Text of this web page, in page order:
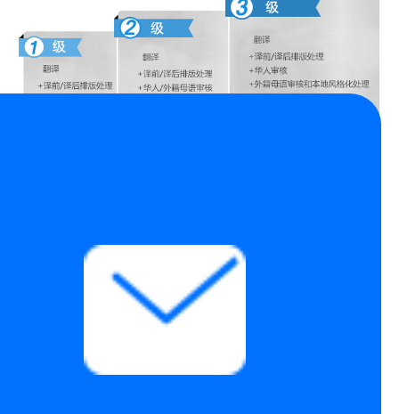
1级 2级
简单写作、日常
域，对领域专门知